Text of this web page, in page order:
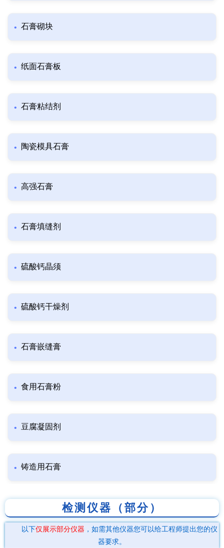
石膏砌块
纸面石膏板
石膏粘结剂
陶瓷模具石膏
高强石膏
石膏填缝剂
硫酸钙晶须
硫酸钙干燥剂
石膏嵌缝膏
食用石膏粉
豆腐凝固剂
铸造用石膏
检测仪器（部分）
以下仅展示部分仪器 ，如需其他仪器您可以给工程师提出您的仪
器要求。